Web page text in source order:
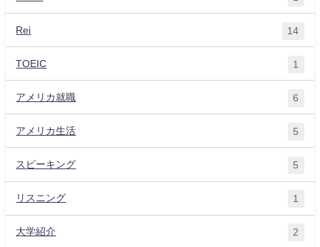
Rei 14
TOEIC 1
アメリカ就職 6
アメリカ生活 5
スピーキング 5
リスニング 1
大学紹介 2